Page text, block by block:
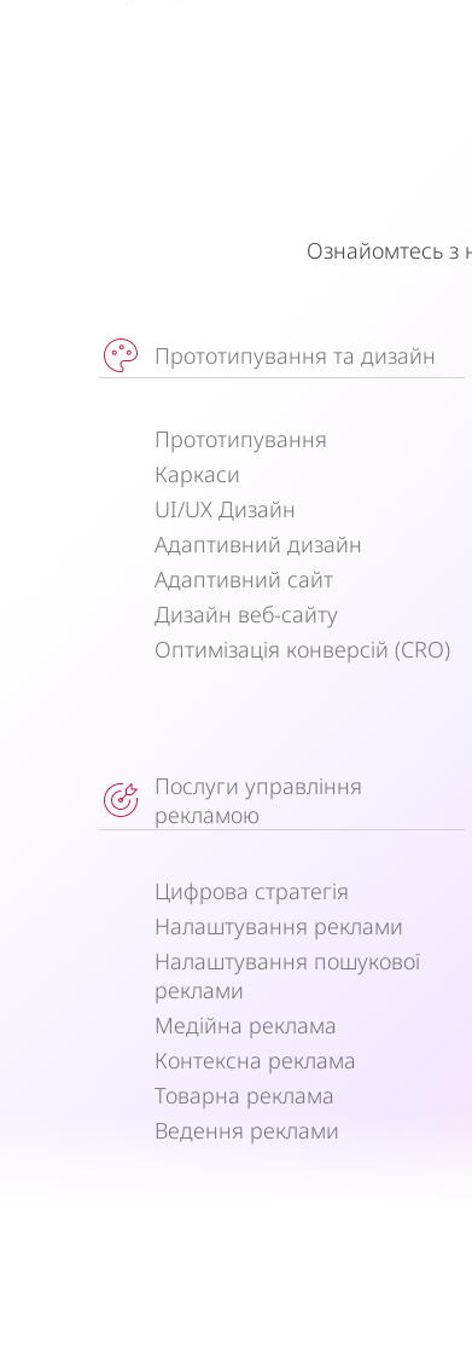
Ознайомтесь з
Прототипування та дизайн
Прототипування
Каркаси
UI/UX Дизайн
Адаптивний дизайн
Адаптивний сайт
Дизайн веб-сайту
Оптимізація конверсій (CRO)
Послуги управління
рекламою
Цифрова стратегія
Налаштування реклами
Налаштування пошукової
реклами
Медійна реклама
Контексна реклама
Товарна реклама
Ведення реклами